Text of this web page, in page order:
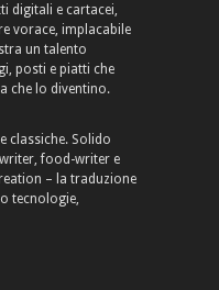
digitali e cartacei,
vorace, implacabile
un talento
posti e piatti che
che lo diventino.
classiche. Solido
food-writer e
– la traduzione
tecnologie,